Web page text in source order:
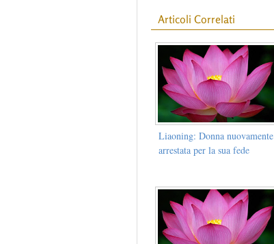
Articoli Correlati
Liaoning: Donna nuovamente
arrestata per la sua fede